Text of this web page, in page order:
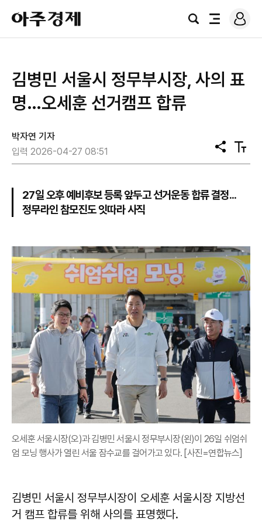
아
주
경
검
전
로
그
김병민 서울시 정무부시장, 사의 표
명…오세훈 선거캠프 합류
박자연 기자
입력 2026-04-27 08:51
공
유
텍
스
27일 오후 예비후보 등록 앞두고 선거운동 합류 결정...
정무라인 참모진도 잇따라 사직
오세훈 서울시장(오)과 김병민 서울시 정무부시장(왼)이 26일 쉬엄쉬
엄 모닝 행사가 열린 서울 잠수교를 걸어가고 있다. [사진=연합뉴스]
김병민 서울시 정무부시장이 오세훈 서울시장 지방선
거 캠프 합류를 위해 사의를 표명했다.